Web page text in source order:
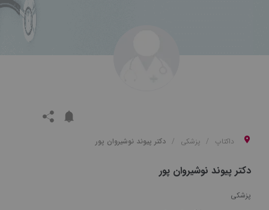
داکتاپ پزشکی دکتر پیوند نوشیروان پور
دکتر پیوند نوشیروان پور
پزشکی